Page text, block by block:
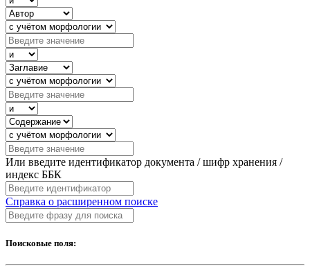
Или введите идентификатор документа / шифр хранения /
индекс ББК
Справка о расширенном поиске
Поисковые поля: